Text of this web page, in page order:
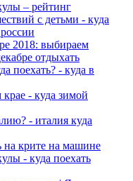
– рейтинг
с детьми - куда
2018: выбираем
отдыхать
поехать? - куда в
- куда зимой
- италия куда
на крите на машине
- куда поехать